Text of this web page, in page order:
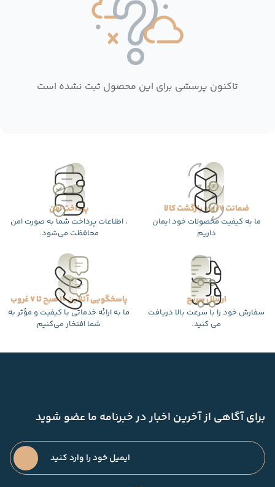
تاکنون پرسشی برای این محصول ثبت نشده است
ضمانت 7 روزه بازگشت کالا
ما به کیفیت محصولات خود ایمان
داریم
پرداخت امن
، اطلاعات پرداخت شما به صورت امن
محافظت می‌شود.
ارسال سریع
سفارش خود را با سرعت بالا دریافت
می کنید.
پاسخگویی آنلاین 10 صبح تا 7 غروب
ما به ارائه خدماتی با کیفیت و مؤثر به
شما افتخار می‌کنیم
برای آگاهی از آخرین اخبار در خبرنامه ما عضو شوید